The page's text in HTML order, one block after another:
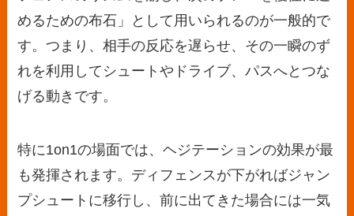
めるための布石」として用いられるのが一般的で
す。つまり、相手の反応を遅らせ、その一瞬のず
れを利用してシュートやドライブ、パスへとつな
げる動きです。
特に1on1の場面では、ヘジテーションの効果が最
も発揮されます。ディフェンスが下がればジャン
プシュートに移行し、前に出てきた場合には一気